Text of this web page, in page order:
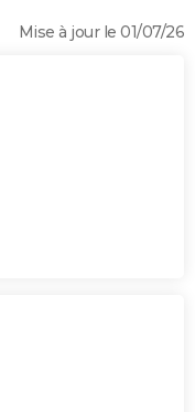
Mise à jour le 01/07/26